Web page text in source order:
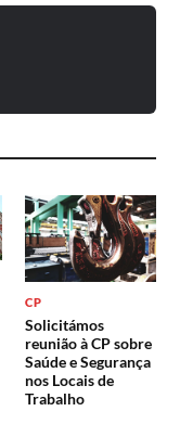
CP
Solicitámos
reunião à CP sobre
Saúde e Segurança
nos Locais de
Trabalho